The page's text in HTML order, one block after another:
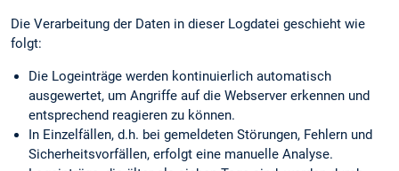
Die Verarbeitung der Daten in dieser Logdatei geschieht wie
folgt:
Die Logeinträge werden kontinuierlich automatisch
ausgewertet, um Angriffe auf die Webserver erkennen und
entsprechend reagieren zu können.
In Einzelfällen, d.h. bei gemeldeten Störungen, Fehlern und
Sicherheits­vorfällen, erfolgt eine manuelle Analyse.